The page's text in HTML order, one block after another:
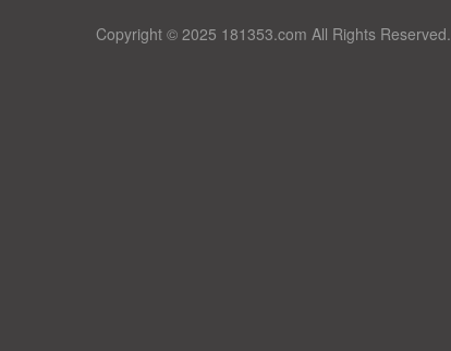
Copyright © 2025 181353.com All Rights Reserved.